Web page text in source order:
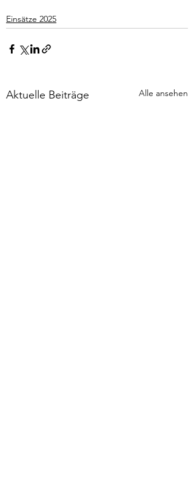
Einsätze 2025
Aktuelle Beiträge Alle ansehen